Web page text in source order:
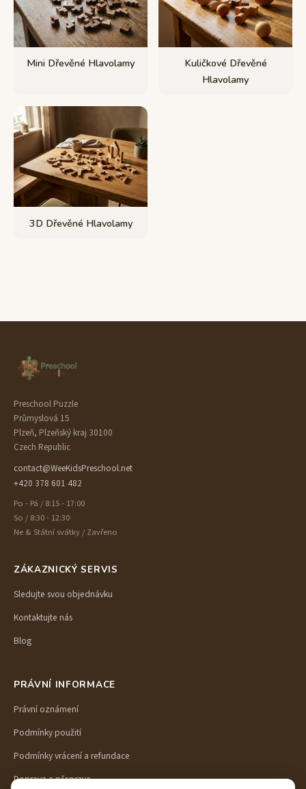
Mini Dřevěné Hlavolamy
Kuličkové Dřevěné
Hlavolamy
3D Dřevěné Hlavolamy
Preschool Puzzle
Průmyslová 15
Plzeň, Plzeňský kraj 30100
Czech Republic
contact@WeeKidsPreschool.net
+420 378 601 482
Po - Pá / 8:15 - 17:00
So / 8:30 - 12:30
Ne & Státní svátky / Zavřeno
ZÁKAZNICKÝ SERVIS
Sledujte svou objednávku
Kontaktujte nás
Blog
PRÁVNÍ INFORMACE
Právní oznámení
Podmínky použití
Podmínky vrácení a refundace
Doprava a přeprava